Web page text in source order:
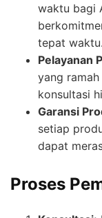
waktu bagi
tepat waktu.
Pelayanan
yang
konsultasi
Garansi
setiap
dapat
Proses